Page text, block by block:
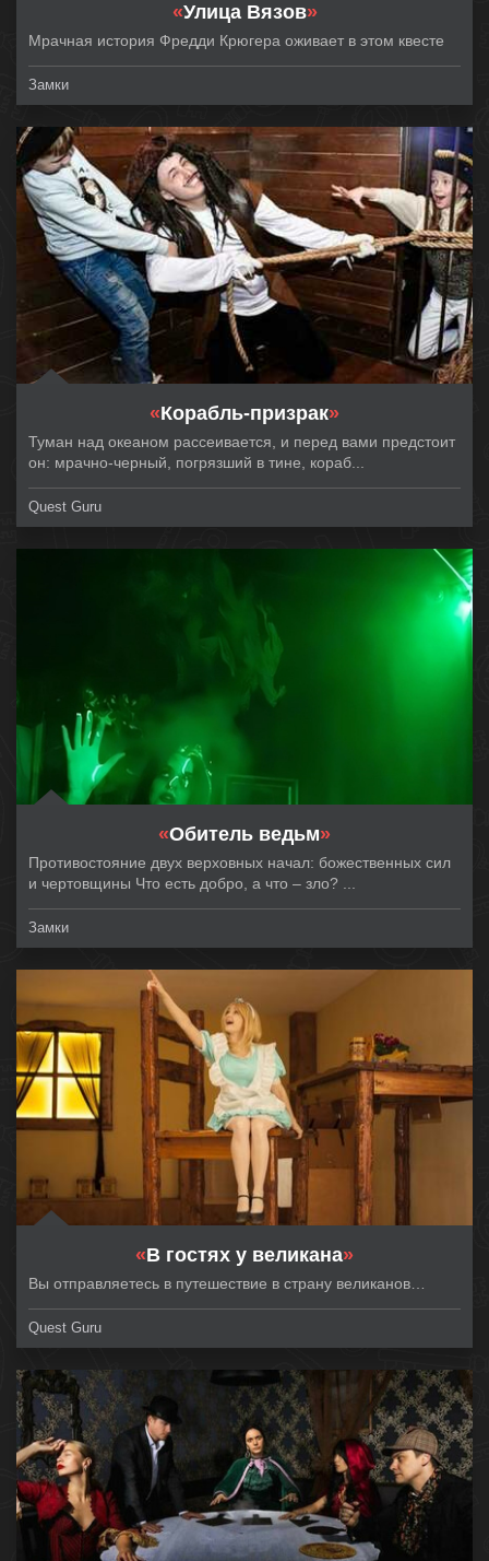
«Улица Вязов»
Мрачная история Фредди Крюгера оживает в этом квесте
Замки
«Корабль-призрак»
Туман над океаном рассеивается, и перед вами предстоит
он: мрачно-черный, погрязший в тине, кораб...
Quest Guru
«Обитель ведьм»
Противостояние двух верховных начал: божественных сил
и чертовщины Что есть добро, а что – зло? ...
Замки
«В гостях у великана»
Вы отправляетесь в путешествие в страну великанов…
Quest Guru